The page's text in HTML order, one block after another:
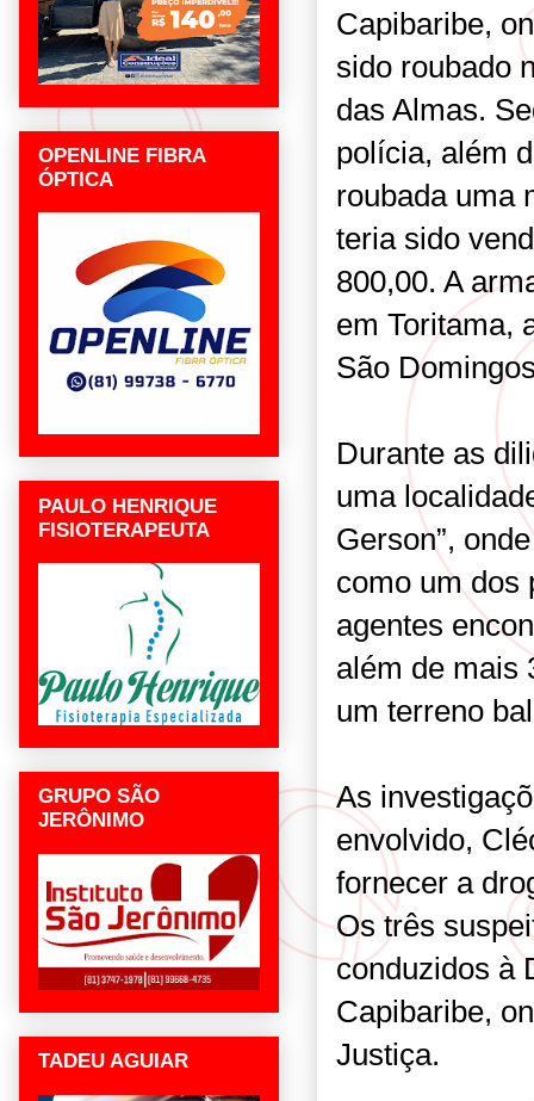
Capibaribe,
sido roubado
das Almas.
polícia, além
roubada uma
teria sido
800,00. A
em Toritama,
São
Durante as
uma
Gerson”,
como um dos
agentes
além de mais
um terreno
As
envolvido,
fornecer a
Os três
conduzidos à
Capibaribe,
Justiça.
OPENLINE FIBRA
ÓPTICA
PAULO HENRIQUE
FISIOTERAPEUTA
GRUPO SÃO
JERÔNIMO
TADEU AGUIAR